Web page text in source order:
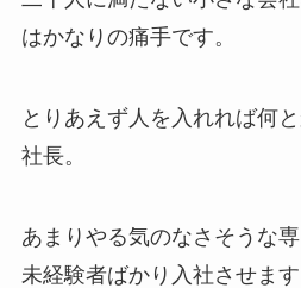
はかなりの痛手です。
とりあえず人を入れれば何
社長。
あまりやる気のなさそうな
未経験者ばかり入社させます